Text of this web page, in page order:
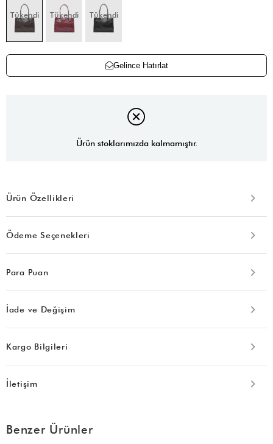
Tükendi Tükendi Tükendi
Gelince Hatırlat
Ürün stoklarımızda kalmamıştır.
Ürün Özellikleri
Ödeme Seçenekleri
Para Puan
İade ve Değişim
Kargo Bilgileri
İletişim
Benzer Ürünler